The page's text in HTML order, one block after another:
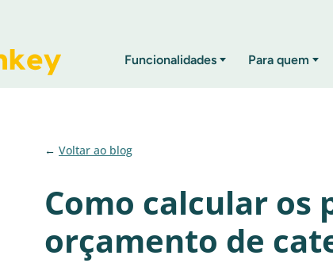
Funcionalidades Para quem
Voltar ao blog
Como calcular os
orçamento de